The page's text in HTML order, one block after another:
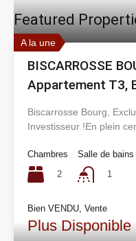
Featured
A la une
BISCARROSSE
Appartement T3,
Biscarrosse Bourg,
Investisseur !En plein
Chambres
2
Salle de bains
1
Bien VENDU, Vente
Plus Disponible